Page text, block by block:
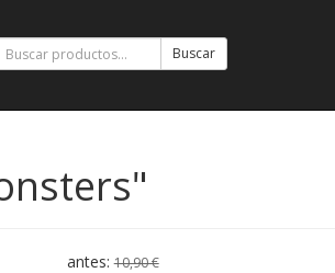
Buscar
antes:10,90 €